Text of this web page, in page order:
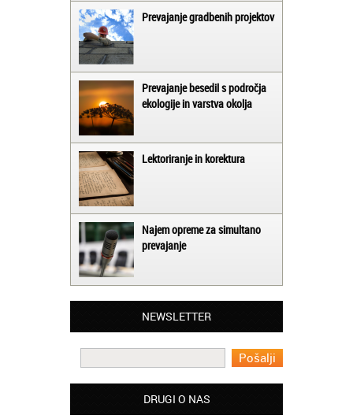
Prevajanje gradbenih projektov
Prevajanje besedil s področja
ekologije in varstva okolja
Lektoriranje in korektura
Najem opreme za simultano
prevajanje
NEWSLETTER
DRUGI O NAS
Matjaž iz Ajdovščine:
Lahko pohvalim vse zaposlene v Akademiji
Oxford, ker so resnično profesionalni in
prevajalske storitve opravljajo hitro in
učinkoviti.
Potrebovala sem prevajanje iz
madžarskega v slovenski jezik in lahko